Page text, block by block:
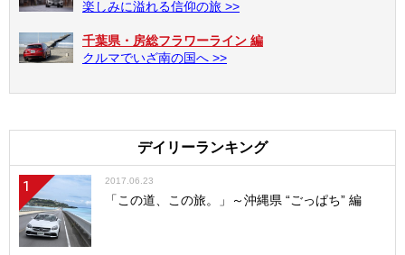
楽しみに溢れる信仰の旅 >>
千葉県・房総フラワーライン 編
クルマでいざ南の国へ >>
デイリーランキング
1 2017.06.23
「この道、この旅。」～沖縄県 “ごっぱち” 編